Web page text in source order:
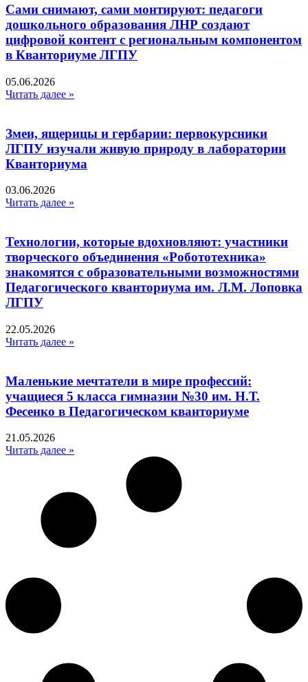
Сами снимают, сами монтируют: педагоги
дошкольного образования ЛНР создают
цифровой контент с региональным компонентом
в Кванториуме ЛГПУ​
05.06.2026
Читать далее »
Змеи, ящерицы и гербарии: первокурсники
ЛГПУ изучали живую природу в лаборатории
Кванториума
03.06.2026
Читать далее »
Технологии, которые вдохновляют: участники
творческого объединения «Робототехника»
знакомятся с образовательными возможностями
Педагогического кванториума им. Л.М. Лоповка
ЛГПУ
22.05.2026
Читать далее »
Маленькие мечтатели в мире профессий:
учащиеся 5 класса гимназии №30 им. Н.Т.
Фесенко в Педагогическом кванториуме
21.05.2026
Читать далее »